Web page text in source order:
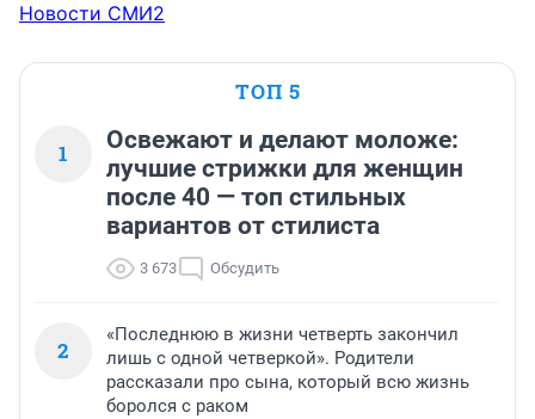
Новости СМИ2
ТОП 5
1
Освежают и делают моложе:
лучшие стрижки для женщин
после 40 — топ стильных
вариантов от стилиста
3 673 Обсудить
2
«Последнюю в жизни четверть закончил
лишь с одной четверкой». Родители
рассказали про сына, который всю жизнь
боролся с раком